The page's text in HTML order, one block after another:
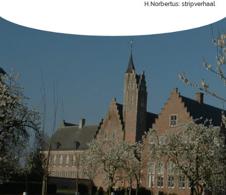
H.Norbertus: stripverhaal